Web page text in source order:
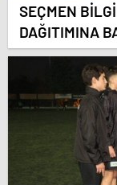
SEÇMEN
DAĞITIMINA